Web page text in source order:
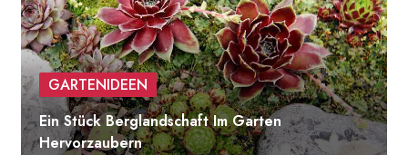
GARTENIDEEN
Ein Stück Berglandschaft Im Garten
Hervorzaubern